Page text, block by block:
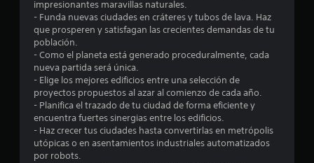
o
:
3
.
7
5
impresionantes maravillas naturales.
- Funda nuevas ciudades en cráteres y tubos de lava. Haz
que prosperen y satisfagan las crecientes demandas de tu
población.
- Como el planeta está generado proceduralmente, cada
nueva partida será única.
- Elige los mejores edificios entre una selección de
proyectos propuestos al azar al comienzo de cada año.
- Planifica el trazado de tu ciudad de forma eficiente y
encuentra fuertes sinergias entre los edificios.
- Haz crecer tus ciudades hasta convertirlas en metrópolis
utópicas o en asentamientos industriales automatizados
por robots.